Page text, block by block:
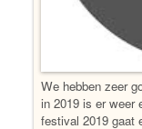
We hebben zeer
in 2019 is er weer
festival 2019 gaat